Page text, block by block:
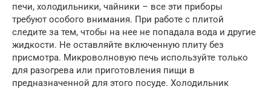
печи, холодильники, чайники – все эти приборы
требуют особого внимания. При работе с плитой
следите за тем, чтобы на нее не попадала вода и другие
жидкости. Не оставляйте включенную плиту без
присмотра. Микроволновую печь используйте только
для разогрева или приготовления пищи в
предназначенной для этого посуде. Холодильник